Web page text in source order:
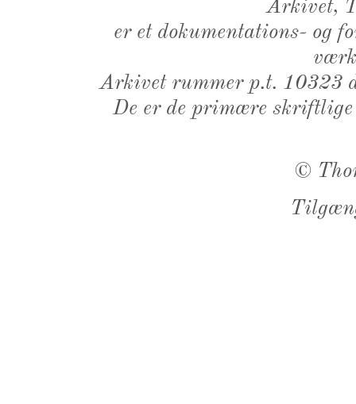
Arkivet,
er et dokumentations- og
Arkivet rummer p.t. 10323
De er de primære
©